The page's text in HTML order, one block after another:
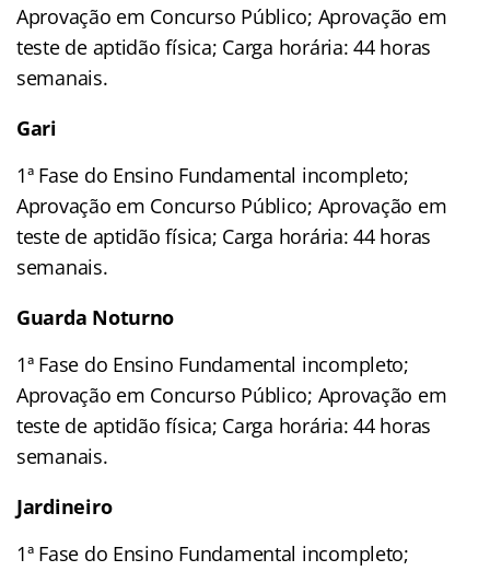
Aprovação em Concurso Público; Aprovação em
teste de aptidão física; Carga horária: 44 horas
semanais.
Gari
1ª Fase do Ensino Fundamental incompleto;
Aprovação em Concurso Público; Aprovação em
teste de aptidão física; Carga horária: 44 horas
semanais.
Guarda Noturno
1ª Fase do Ensino Fundamental incompleto;
Aprovação em Concurso Público; Aprovação em
teste de aptidão física; Carga horária: 44 horas
semanais.
Jardineiro
1ª Fase do Ensino Fundamental incompleto;